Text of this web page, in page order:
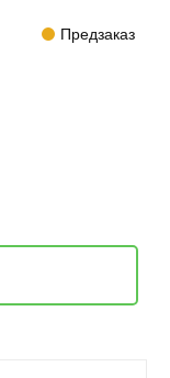
Предзаказ